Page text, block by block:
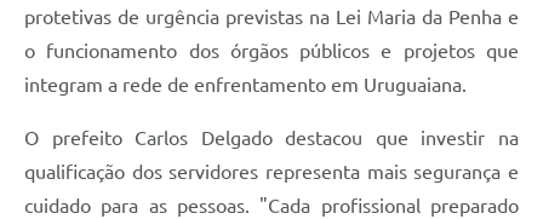
Termos de Uso & Política de Privacidade
protetivas de urgência previstas na Lei Maria da Penha e
o funcionamento dos órgãos públicos e projetos que
integram a rede de enfrentamento em Uruguaiana.
O prefeito Carlos Delgado destacou que investir na
qualificação dos servidores representa mais segurança e
cuidado para as pessoas. "Cada profissional preparado